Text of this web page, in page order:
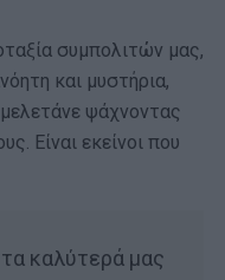
συμπολιτών μας,
και μυστήρια,
ψάχνοντας
Είναι εκείνοι που
τα καλύτερά μας